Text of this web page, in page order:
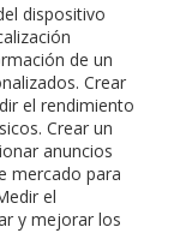
dispositivo
de un
Crear
el rendimiento
Crear un
anuncios
mercado para
el
y mejorar los